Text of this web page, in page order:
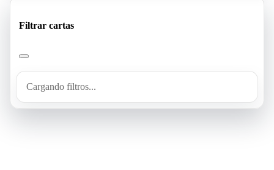
Filtrar cartas
Cargando filtros...